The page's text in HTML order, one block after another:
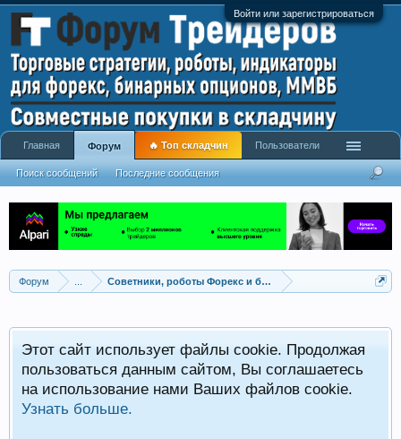
Войти или зарегистрироваться
Форум Советники, роботы Форекс и бинарных опционов
Этот сайт использует файлы cookie. Продолжая
пользоваться данным сайтом, Вы соглашаетесь
на использование нами Ваших файлов cookie.
Узнать больше.
Главная Форум
Поиск сообщений Последние сообщения
🔥 Топ складчин Пользователи